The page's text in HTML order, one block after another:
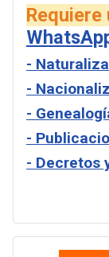
Requiere
-
-
-
-
- Decretos